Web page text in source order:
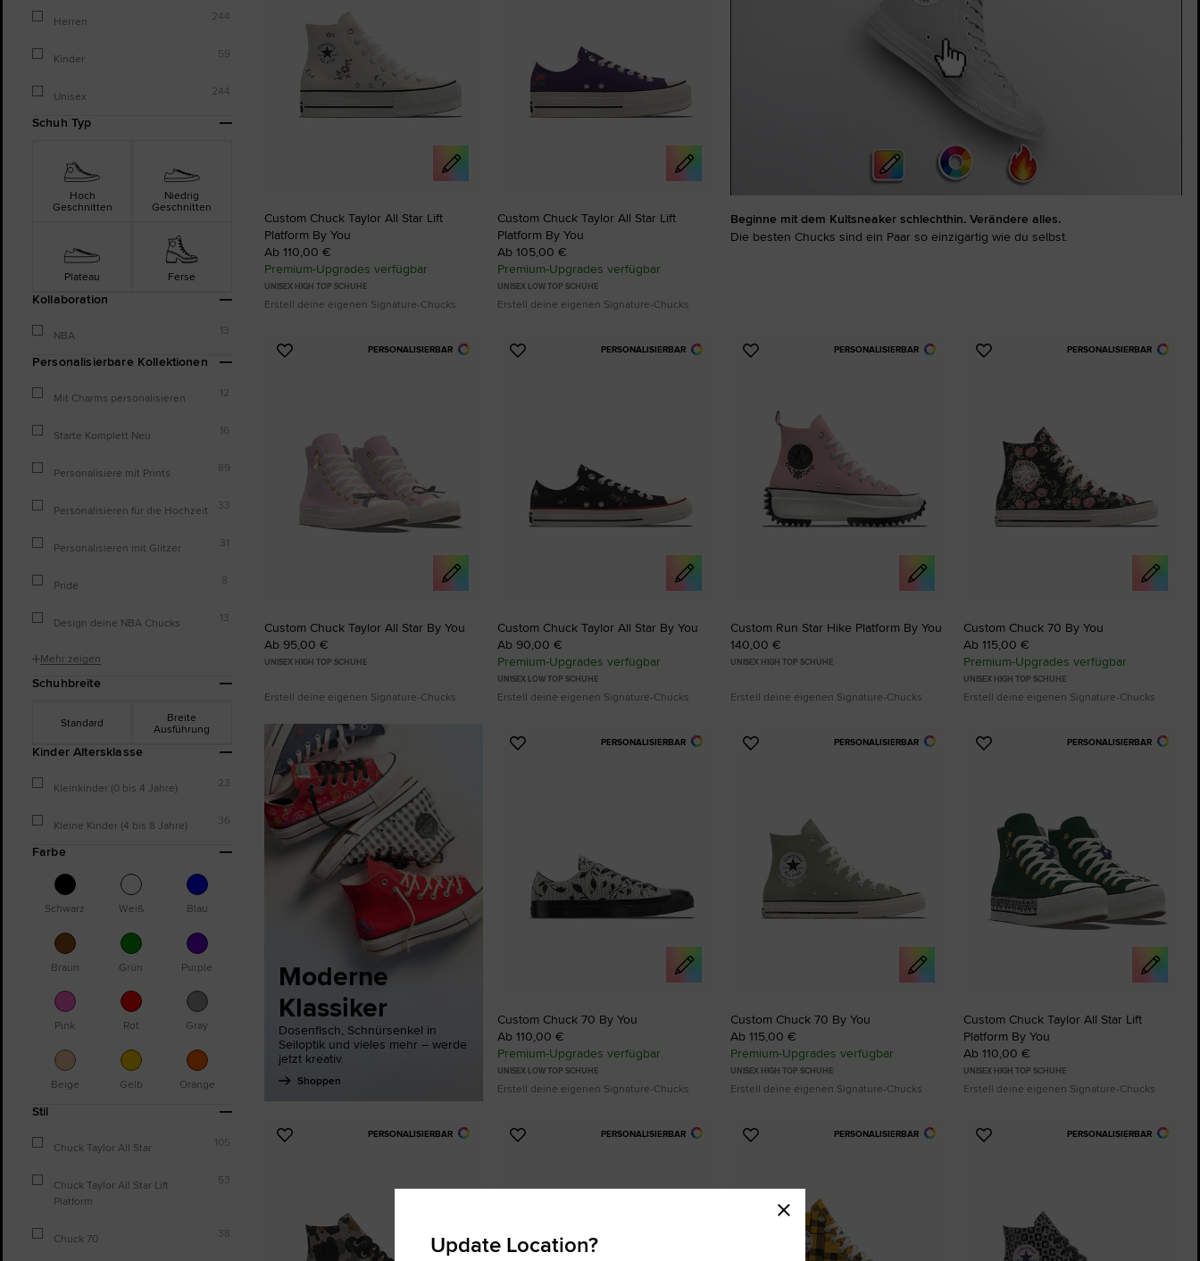
RUN STAR CRUSH
Auffälliger. Mutiger. Mehr Du Selbst.
Shoppen
The Chuck Taylor All Star
Nur Ein Schuh. Bis Du Ihn Trägst.
Herren 244
Kinder 59
Unisex 244
Schuh Typ
Hoch
Geschnitten
Niedrig
Geschnitten
Plateau Ferse
Kollaboration
NBA 13
Personalisierbare Kollektionen
Mit Charms personalisieren 12
Starte Komplett Neu 16
Personalisiere mit Prints 89
Personalisieren für die Hochzeit 33
Personalisieren mit Glitzer 31
Pride 8
Design deine NBA Chucks 13
Mehr zeigen
Schuhbreite
Standard Breite
Ausführung
Kinder Altersklasse
Kleinkinder (0 bis 4 Jahre) 23
Kleine Kinder (4 bis 8 Jahre) 36
Farbe
Schwarz Weiß Blau
Braun Grün Purple
Pink Rot Gray
Beige Gelb Orange
Stil
Chuck Taylor All Star 105
Chuck Taylor All Star Lift
Platform
53
Chuck 70 38
Custom Chuck Taylor All Star Lift
Platform By You
Ab 110,00 €
Premium-Upgrades verfügbar
UNISEX HIGH TOP SCHUHE
Erstell deine eigenen Signature-Chucks
Custom Chuck Taylor All Star Lift
Platform By You
Ab 105,00 €
Premium-Upgrades verfügbar
UNISEX LOW TOP SCHUHE
Erstell deine eigenen Signature-Chucks
Beginne mit dem Kultsneaker schlechthin. Verändere alles.
Die besten Chucks sind ein Paar so einzigartig wie du selbst.
PERSONALISIERBAR
Zu
Custom Chuck Taylor All Star By You
Ab 95,00 €
UNISEX HIGH TOP SCHUHE
Erstell deine eigenen Signature-Chucks
PERSONALISIERBAR
Zu
Custom Chuck Taylor All Star By You
Ab 90,00 €
Premium-Upgrades verfügbar
UNISEX LOW TOP SCHUHE
Erstell deine eigenen Signature-Chucks
PERSONALISIERBAR
Zu
Custom Run Star Hike Platform By You
140,00 €
UNISEX HIGH TOP SCHUHE
Erstell deine eigenen Signature-Chucks
PERSONALISIERBAR
Zu
Custom Chuck 70 By You
Ab 115,00 €
Premium-Upgrades verfügbar
UNISEX HIGH TOP SCHUHE
Erstell deine eigenen Signature-Chucks
Moderne
Klassiker
Dosenfisch, Schnürsenkel in
Seiloptik und vieles mehr – werde
jetzt kreativ.
Shoppen
PERSONALISIERBAR
Zu
Custom Chuck 70 By You
Ab 110,00 €
Premium-Upgrades verfügbar
UNISEX LOW TOP SCHUHE
Erstell deine eigenen Signature-Chucks
PERSONALISIERBAR
Zu
Custom Chuck 70 By You
Ab 115,00 €
Premium-Upgrades verfügbar
UNISEX HIGH TOP SCHUHE
Erstell deine eigenen Signature-Chucks
PERSONALISIERBAR
Zu
Custom Chuck Taylor All Star Lift
Platform By You
Ab 110,00 €
UNISEX HIGH TOP SCHUHE
Erstell deine eigenen Signature-Chucks
PERSONALISIERBAR
Zu
PERSONALISIERBAR
Zu
PERSONALISIERBAR
Zu
PERSONALISIERBAR
Zu
Update Location?